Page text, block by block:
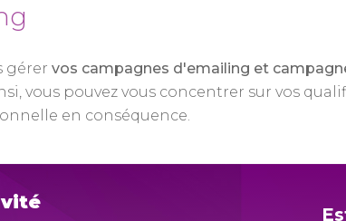
gérervos campagnes d'emailing et
vous pouvez vous concentrer sur vos
en conséquence.